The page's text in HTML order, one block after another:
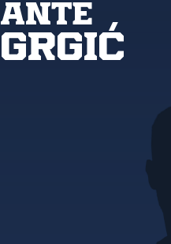
Ante
Grgić